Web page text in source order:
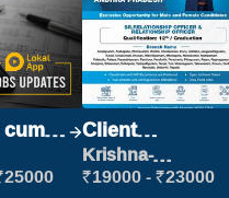
Client
Relationship
Executive
Krishna-
vijayawada
₹19000 - ₹23000